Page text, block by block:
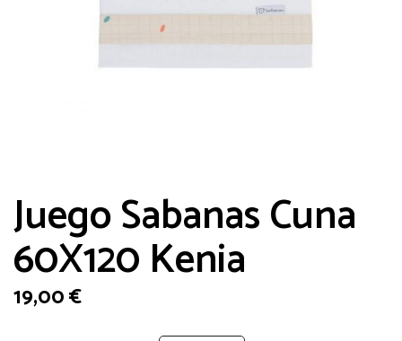
Juego Sabanas Cuna
60X120 Kenia
19,00€
web en este navegador para la próxima